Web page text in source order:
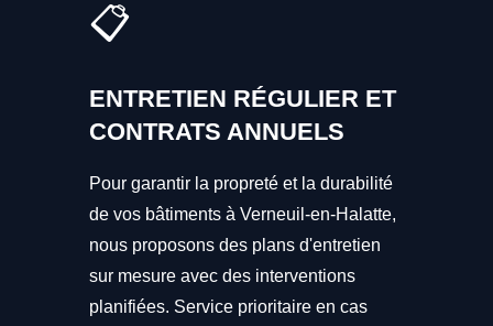
📋
ENTRETIEN RÉGULIER ET
CONTRATS ANNUELS
Pour garantir la propreté et la durabilité
de vos bâtiments à Verneuil-en-Halatte,
nous proposons des plans d'entretien
sur mesure avec des interventions
planifiées. Service prioritaire en cas